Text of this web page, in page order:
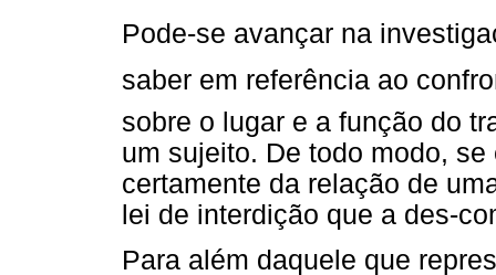
Pode-se avançar na
saber em referência ao
sobre o lugar e a função do
um sujeito. De todo modo,
certamente da relação de
lei de interdição que a des-
Para além daquele que